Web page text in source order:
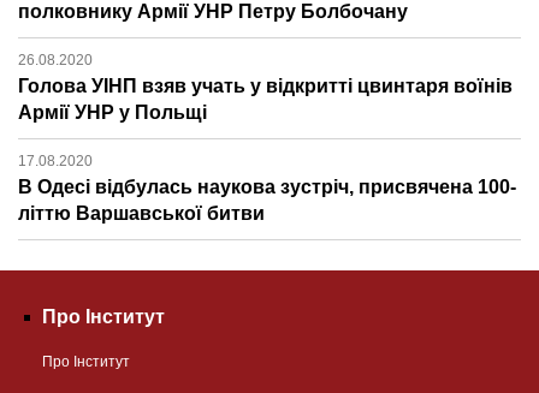
полковнику Армії УНР Петру Болбочану
26.08.2020
Голова УІНП взяв учать у відкритті цвинтаря воїнів
Армії УНР у Польщі
17.08.2020
В Одесі відбулась наукова зустріч, присвячена 100-
літтю Варшавської битви
Про Інститут
Про Інститут